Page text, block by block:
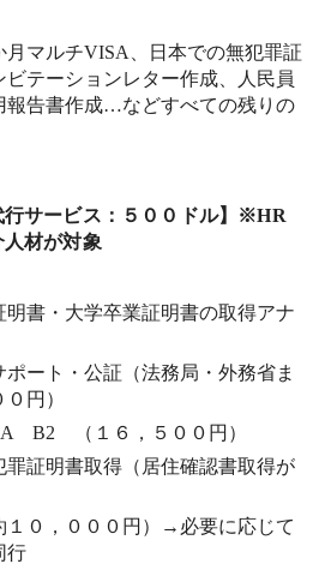
月マルチVISA、日本での無犯罪証
ビテーションレター作成、人民員
報告書作成…などすべての残りの
行サービス：５００ドル】※HR
材が対象
明書・大学卒業証明書の取得アナ
ート・公証（法務局・外務省ま
円）
B2 （１６，５００円）
罪証明書取得（居住確認書取得が
１０，０００円）→必要に応じて
行